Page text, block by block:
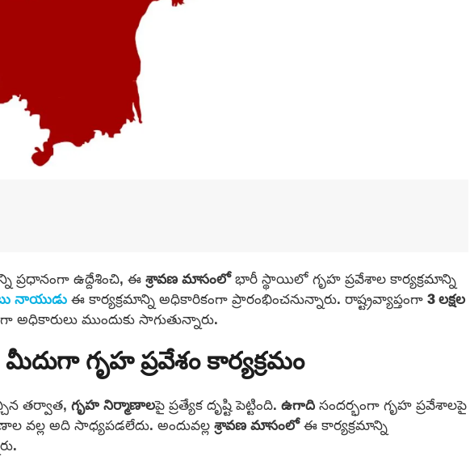
ప్రధానంగా ఉద్దేశించి, ఈశ్రావణ మాసంలోభారీ స్థాయిలో గృహ ప్రవేశాల కార్యక్రమాన్ని
నాయుడుఈ కార్యక్రమాన్ని అధికారికంగా ప్రారంభించనున్నారు. రాష్ట్రవ్యాప్తంగా3 లక్షల
అధికారులు ముందుకు సాగుతున్నారు.
గృహ ప్రవేశం కార్యక్రమం
తర్వాత,గృహ నిర్మాణాలపై ప్రత్యేక దృష్టి పెట్టింది.ఉగాదిసందర్భంగా గృహ ప్రవేశాలపై
వల్ల అది సాధ్యపడలేదు. అందువల్లశ్రావణ మాసంలోఈ కార్యక్రమాన్ని